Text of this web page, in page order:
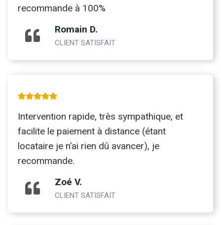
recommande à 100%
Romain D.
CLIENT SATISFAIT
Intervention rapide, très sympathique, et
facilite le paiement à distance (étant
locataire je n’ai rien dû avancer), je
recommande.
Zoé V.
CLIENT SATISFAIT